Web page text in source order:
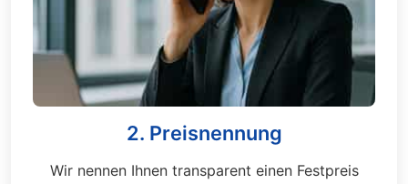
2. Preisnennung
Wir nennen Ihnen transparent einen Festpreis